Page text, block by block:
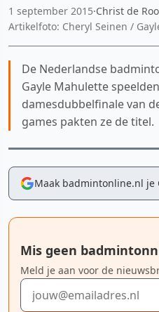
1 september 2015·Christ de
Artikelfoto: Cheryl Seinen /
De Nederlandse
Gayle Mahulette
damesdubbelfinale van
games pakten ze de titel.
Maak badmintonline.nl je
Mis geen
Meld je aan voor de
E-mailadres